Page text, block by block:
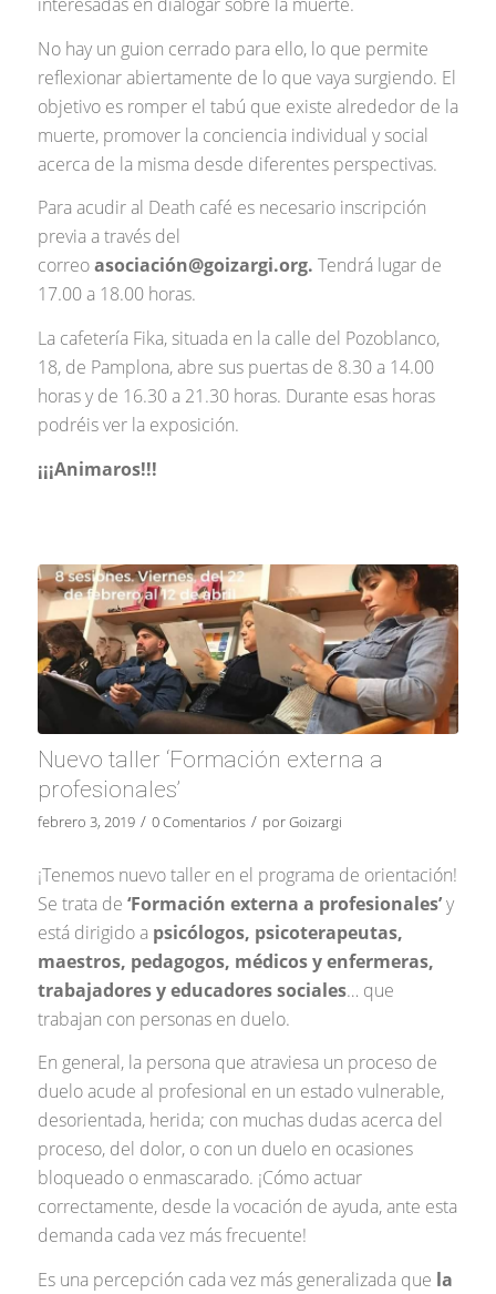
No hay un guion cerrado para ello, lo que permite
reflexionar abiertamente de lo que vaya surgiendo. El
objetivo es romper el tabú que existe alrededor de la
muerte, promover la conciencia individual y social
acerca de la misma desde diferentes perspectivas.
Para acudir al Death café es necesario inscripción
previa a través del
correoasociación@goizargi.org. Tendrá lugar de
17.00 a 18.00 horas.
La cafetería Fika, situada en la calle del Pozoblanco,
18, de Pamplona, abre sus puertas de 8.30 a 14.00
horas y de 16.30 a 21.30 horas. Durante esas horas
podréis ver la exposición.
¡¡¡Animaros!!!
Nuevo taller ‘Formación externa a
profesionales’
febrero 3, 2019 / 0 Comentarios / porGoizargi
¡Tenemos nuevo taller en el programa de orientación!
Se trata de ‘Formación externa a profesionales’y
está dirigido a psicólogos, psicoterapeutas,
maestros, pedagogos, médicos y enfermeras,
trabajadores y educadores sociales… que
trabajan con personas en duelo.
En general, la persona que atraviesa un proceso de
duelo acude al profesional en un estado vulnerable,
desorientada, herida; con muchas dudas acerca del
proceso, del dolor, o con un duelo en ocasiones
bloqueado o enmascarado. ¡Cómo actuar
correctamente, desde la vocación de ayuda, ante esta
demanda cada vez más frecuente!
Es una percepción cada vez más generalizada que la